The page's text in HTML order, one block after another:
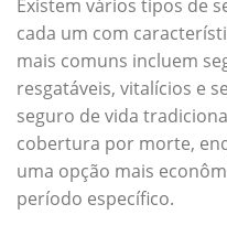
Existem vários tipos de
cada um com
mais comuns incluem
resgatáveis, vitalícios e
seguro de vida
cobertura por morte,
uma opção mais
período específico.